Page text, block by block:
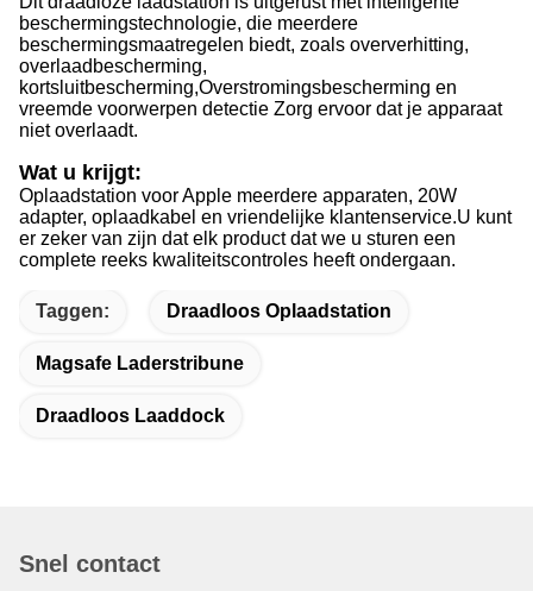
beschermingstechnologie, die meerdere
beschermingsmaatregelen biedt, zoals oververhitting,
overlaadbescherming,
kortsluitbescherming,Overstromingsbescherming en
vreemde voorwerpen detectie Zorg ervoor dat je apparaat
niet overlaadt.
Wat u krijgt:
Oplaadstation voor Apple meerdere apparaten, 20W
adapter, oplaadkabel en vriendelijke klantenservice.U kunt
er zeker van zijn dat elk product dat we u sturen een
complete reeks kwaliteitscontroles heeft ondergaan.
Taggen: Draadloos Oplaadstation
Magsafe Laderstribune
Draadloos Laaddock
Snel contact